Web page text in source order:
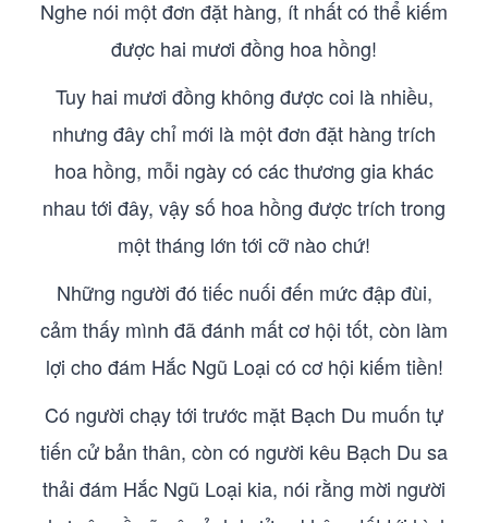
Nghe nói một đơn đặt hàng, ít nhất có thể kiếm
được hai mươi đồng hoa hồng!
Tuy hai mươi đồng không được coi là nhiều,
nhưng đây chỉ mới là một đơn đặt hàng trích
hoa hồng, mỗi ngày có các thương gia khác
nhau tới đây, vậy số hoa hồng được trích trong
một tháng lớn tới cỡ nào chứ!
Những người đó tiếc nuối đến mức đập đùi,
cảm thấy mình đã đánh mất cơ hội tốt, còn làm
lợi cho đám Hắc Ngũ Loại có cơ hội kiếm tiền!
Có người chạy tới trước mặt Bạch Du muốn tự
tiến cử bản thân, còn có người kêu Bạch Du sa
thải đám Hắc Ngũ Loại kia, nói rằng mời người